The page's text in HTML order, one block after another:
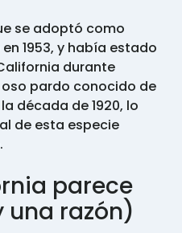
se adoptó como
1953, y había estado
durante
pardo conocido de
década de 1920, lo
de esta especie
parece
razón)